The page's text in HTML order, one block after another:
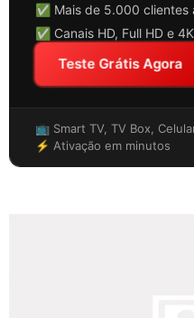
✅ Mais de 5.000 clientes
✅ Canais HD, Full HD e
Teste Grátis Agora
📺 Smart TV, TV Box,
⚡ Ativação em minutos